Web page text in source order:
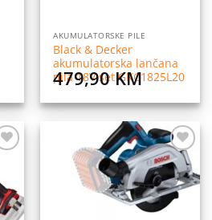
AKUMULATORSKE PILE
Black & Decker
akumulatorska lančana
pila 18V set GKC1825L20
479,90KM
Dodaj
na
listu
želja